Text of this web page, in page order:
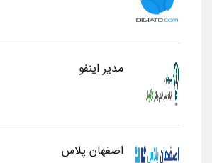
مدیر اینفو
اصفهان پلاس